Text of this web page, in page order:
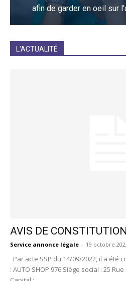
afin de garder en oeil sur
L'ACTUALITÉ
AVIS DE
Service annonce légale - 19 octobre
Par acte SSP du 14/09/2022, il a été
: AUTO SHOP 976 Siège social : 25